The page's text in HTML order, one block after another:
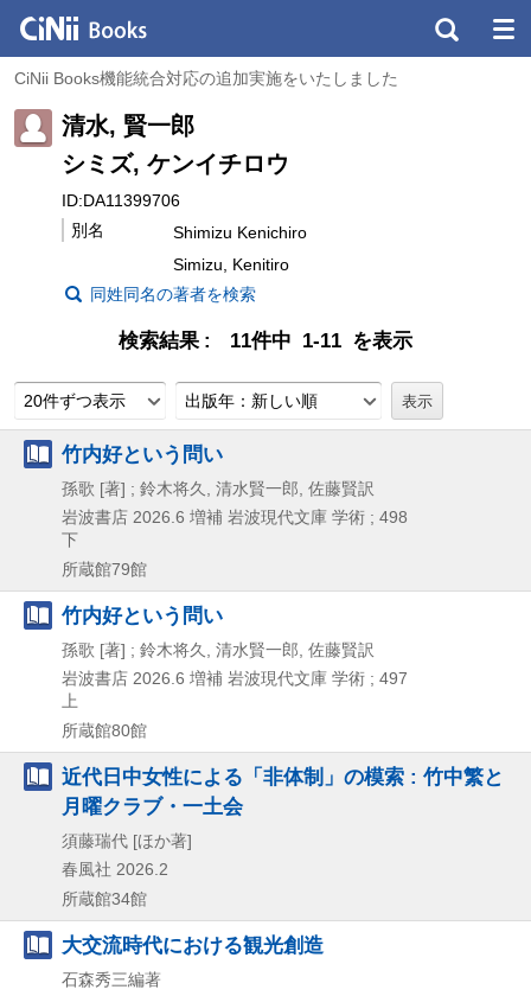
CiNii Books機能統合対応の追加実施をいたしました
清水, 賢一郎
シミズ, ケンイチロウ
ID:DA11399706
別名
Shimizu Kenichiro
Simizu, Kenitiro
同姓同名の著者を検索
検索結果 11件中 1-11 を表示
20件ずつ表示 出版年：新しい順
竹内好という問い
孫歌 [著] ; 鈴木将久, 清水賢一郎, 佐藤賢訳
岩波書店 2026.6 増補 岩波現代文庫 学術 ; 498
下
所蔵館79館
竹内好という問い
孫歌 [著] ; 鈴木将久, 清水賢一郎, 佐藤賢訳
岩波書店 2026.6 増補 岩波現代文庫 学術 ; 497
上
所蔵館80館
近代日中女性による「非体制」の模索 : 竹中繁と
月曜クラブ・一土会
須藤瑞代 [ほか著]
春風社 2026.2
所蔵館34館
大交流時代における観光創造
石森秀三編著